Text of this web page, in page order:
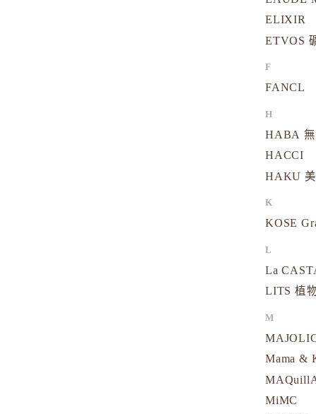
ELIXIR
ETVOS
F
FANCL
H
HABA
HACCI
HAKU
K
KOSE
L
La
LITS 植
M
Mama &
MiMC